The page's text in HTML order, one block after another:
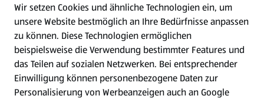
WhatsApp
Gewinnspiele
Mein HOFER. Meine Einkäufe.
Wir setzen Cookies und ähnliche Technologien ein, um
unsere Website bestmöglich an Ihre Bedürfnisse anpassen
zu können. Diese Technologien ermöglichen
beispielsweise die Verwendung bestimmter Features und
das Teilen auf sozialen Netzwerken. Bei entsprechender
Einwilligung können personenbezogene Daten zur
Personalisierung von Werbeanzeigen auch an Google